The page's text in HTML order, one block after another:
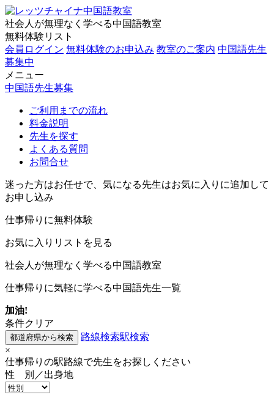
社会人が無理なく学べる中国語教室
無料体験リスト
会員ログイン 無料体験のお申込み 教室のご案内 中国語先生
募集中
メニュー
中国語先生募集
ご利用までの流れ
料金説明
先生を探す
よくある質問
お問合せ
迷った方はお任せで、気になる先生はお気に入りに追加して
お申し込み
仕事帰りに無料体験
お気に入りリストを見る
社会人が無理なく学べる中国語教室
仕事帰りに気軽に学べる中国語先生一覧
加油!
条件クリア
路線検索駅検索
×
仕事帰りの駅路線で先生をお探しください
性 別／出身地